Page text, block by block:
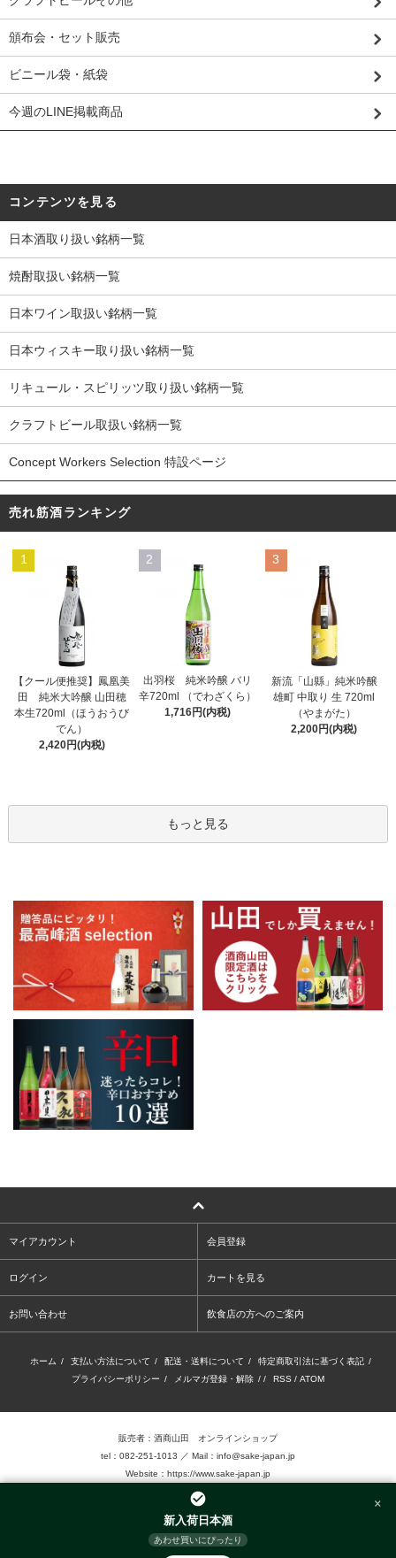
×
新入荷日本酒
あわせ買いにぴったり
頒布会・セット販売
ビニール袋・紙袋
今週のLINE掲載商品
コンテンツを見る
日本酒取り扱い銘柄一覧
焼酎取扱い銘柄一覧
日本ワイン取扱い銘柄一覧
日本ウィスキー取り扱い銘柄一覧
リキュール・スピリッツ取り扱い銘柄一覧
クラフトビール取扱い銘柄一覧
Concept Workers Selection 特設ページ
売れ筋酒ランキング
1
【クール便推奨】鳳凰美
田 純米大吟醸 山田穂
本生720ml（ほうおうび
でん）
2,420円(内税)
2
出羽桜 純米吟醸 バリ
辛720ml （でわざくら）
1,716円(内税)
3
新流「山縣」純米吟醸
雄町 中取り 生 720ml
（やまがた）
2,200円(内税)
もっと見る
マイアカウント 会員登録
ログイン カートを見る
お問い合わせ 飲食店の方へのご案内
ホーム / 支払い方法について / 配送・送料について / 特定商取引法に基づく表記 /
プライバシーポリシー / メルマガ登録・解除 / / RSS / ATOM
販売者：酒商山田 オンラインショップ
tel：082-251-1013 ／ Mail：info@sake-japan.jp
Website： https://www.sake-japan.jp
未成年者の飲酒は、法律で禁じられています。
当店では、20歳以上の年齢であることを確認 できない場合、お酒を販売致しません。